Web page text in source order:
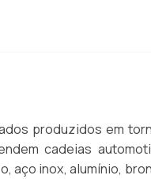
produzidos em
cadeias
aço inox, alumínio,